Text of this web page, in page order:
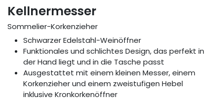
Kellnermesser
Sommelier-Korkenzieher
Schwarzer Edelstahl-Weinöffner
Funktionales und schlichtes Design, das perfekt in
der Hand liegt und in die Tasche passt
Ausgestattet mit einem kleinen Messer, einem
Korkenzieher und einem zweistufigen Hebel
inklusive Kronkorkenöffner